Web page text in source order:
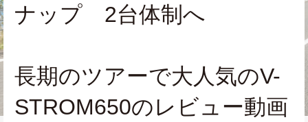
ナップ　2台体制へ
長期のツアーで大人気のV-
STROM650のレビュー動画